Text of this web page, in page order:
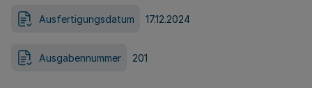
Ausfertigungsdatum 17.12.2024
Ausgabennummer 201